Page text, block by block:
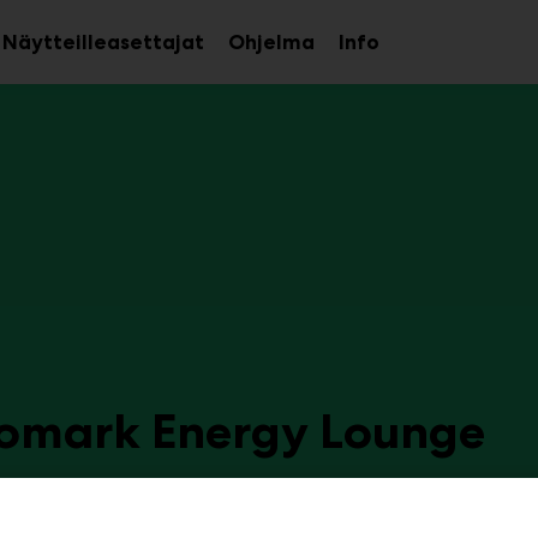
NäytteilleasettajatAvaa
alavalikko
Ohjelma InfoAvaa
alavalikko
Energy Lounge